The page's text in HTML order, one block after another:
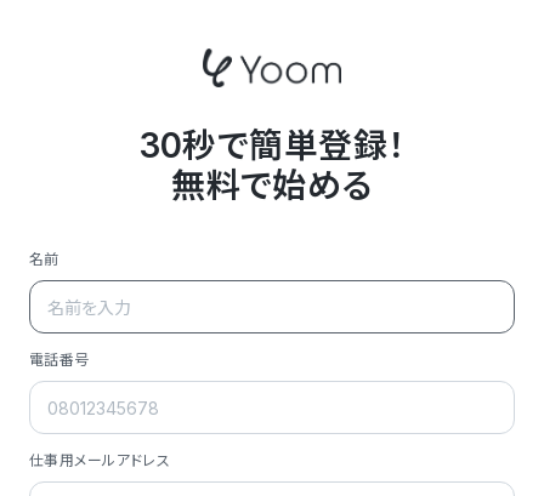
30秒で簡単登録！
無料で始める
名前
電話番号
仕事用メールアドレス